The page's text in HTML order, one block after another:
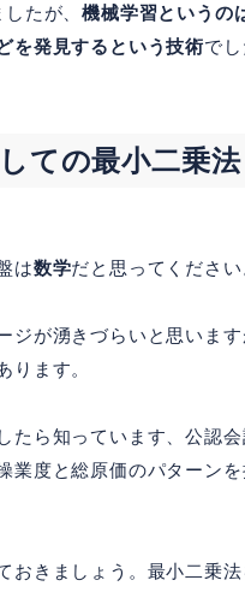
したが、機械学習というの
を発見するという技術でし
ての最小二乗法
は数学だと思ってくださ
ジが湧きづらいと思いま
ります。
たら知っています、公認
業度と総原価のパターン
おきましょう。最小二乗